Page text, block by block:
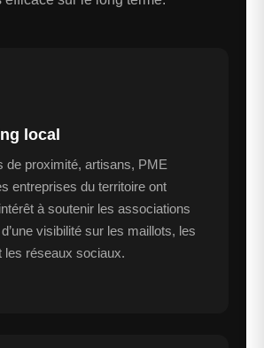
local
de proximité, artisans, PME
entreprises du territoire ont
à soutenir les associations
visibilité sur les maillots, les
les réseaux sociaux.